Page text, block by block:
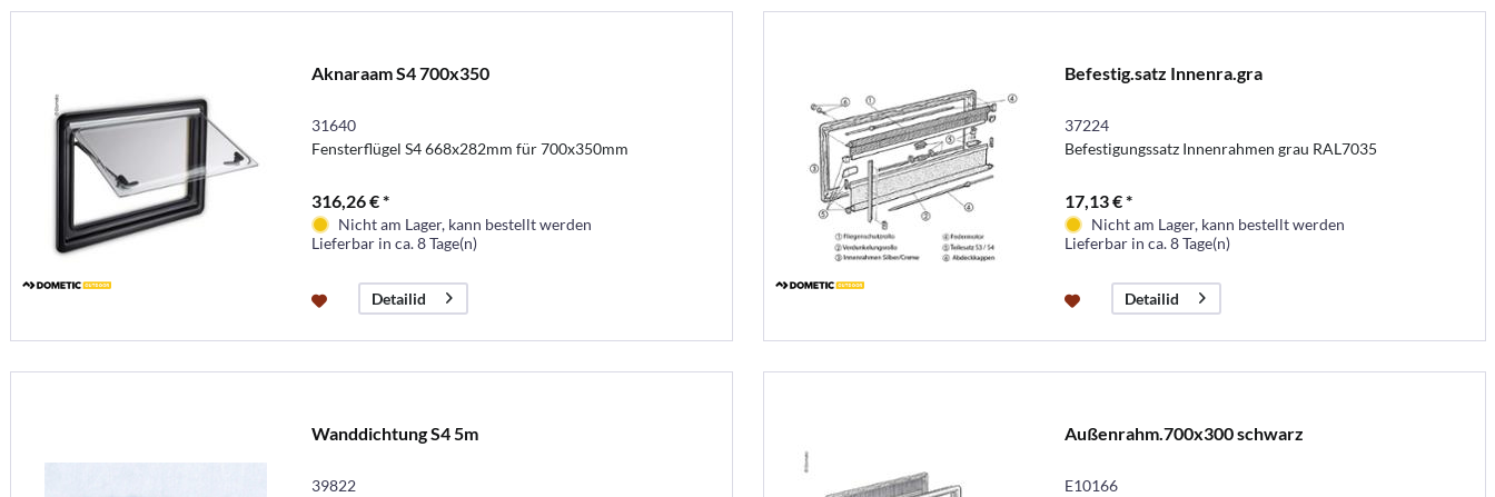
Aknaraam S4 700x350
31640
Fensterflügel S4 668x282mm für 700x350mm
316,26 € *
Nicht am Lager, kann bestellt werden
Lieferbar in ca. 8 Tage(n)
Detailid
Befestig.satz Innenra.gra
37224
Befestigungssatz Innenrahmen grau RAL7035
17,13 € *
Nicht am Lager, kann bestellt werden
Lieferbar in ca. 8 Tage(n)
Detailid
Wanddichtung S4 5m
39822
Außenrahm.700x300 schwarz
E10166